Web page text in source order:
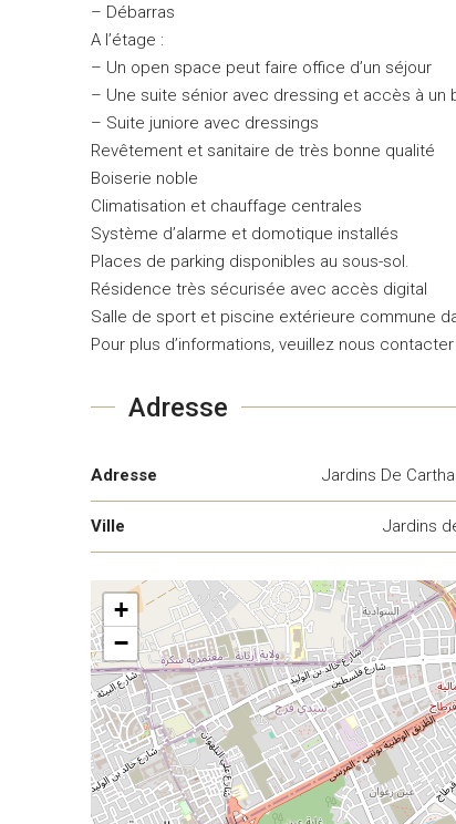
– Débarras
A l’étage :
– Un open space peut faire office d’un séjour
– Une suite sénior avec dressing et accès à un
– Suite juniore avec dressings
Revêtement et sanitaire de très bonne qualité
Boiserie noble
Climatisation et chauffage centrales
Système d’alarme et domotique installés
Places de parking disponibles au sous-sol.
Résidence très sécurisée avec accès digital
Salle de sport et piscine extérieure commune
Pour plus d’informations, veuillez nous
Adresse
Adresse Jardins De
Ville Jardins
+
−